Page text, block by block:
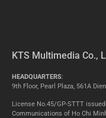
KTS Multimedia Co.,
HEADQUARTERS:
9th Floor, Pearl Plaza, 561A
License No.45/GP-STTT
Communications of Ho Chi